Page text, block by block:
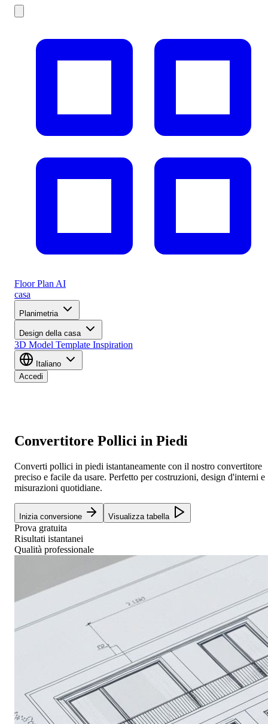
Floor Plan AI
casa
Planimetria
Design della casa
3D Model Template Inspiration
Italiano
Accedi
Convertitore Pollici in Piedi
Converti pollici in piedi istantaneamente con il nostro convertitore
preciso e facile da usare. Perfetto per costruzioni, design d'interni e
misurazioni quotidiane.
Inizia conversione Visualizza tabella
Prova gratuita
Risultati istantanei
Qualità professionale